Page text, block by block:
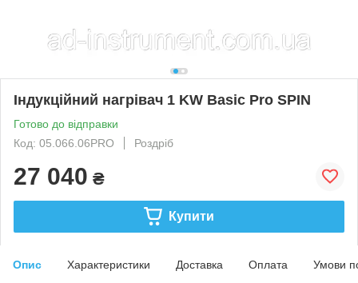
Індукційний нагрівач 1 KW Basic Pro SPIN
Готово до відправки
Код: 05.066.06PRO
Роздріб
27 040 ₴
Купити
Опис Характеристики Доставка Оплата Умови